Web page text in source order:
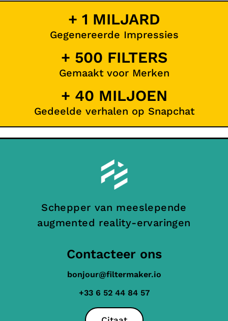
+ 1 MILJARD
Gegenereerde Impressies
+ 500 FILTERS
Gemaakt voor Merken
+ 40 MILJOEN
Gedeelde verhalen op Snapchat
Schepper van meeslepende
augmented reality-ervaringen
Contacteer ons
bonjour@filtermaker.io
+33 6 52 44 84 57